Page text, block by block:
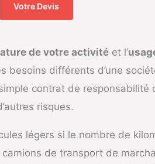
Votre Devis
de votre activité et l’
différents d’une
contrat de
risques.
légers si le nombre de
de transport de